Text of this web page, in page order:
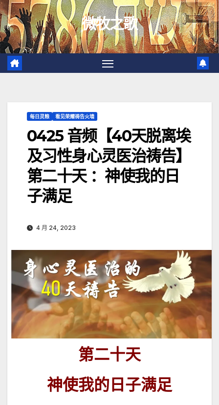
跳
至
内
容
微牧之歌
每日灵粮 看见荣耀祷告火墙
0425 音频【40天脱离埃
及习性身心灵医治祷告】
第二十天 ：神使我的日
子满足
4 月 24, 2023
第二十天
神使我的日子满足